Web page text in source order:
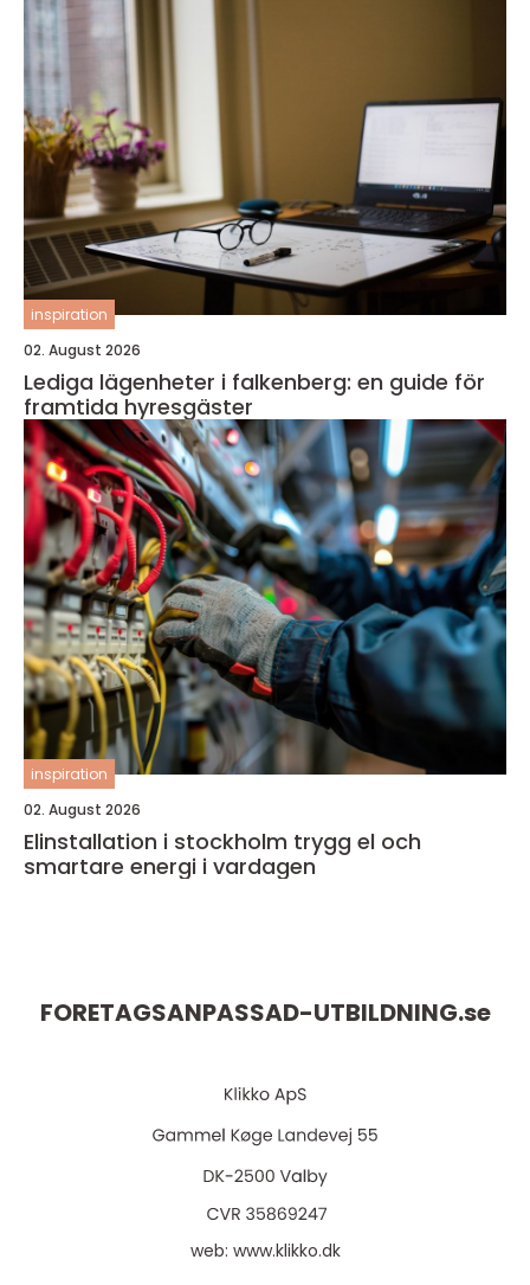
inspiration
02. August 2026
Lediga lägenheter i falkenberg: en guide för
framtida hyresgäster
inspiration
02. August 2026
Elinstallation i stockholm trygg el och
smartare energi i vardagen
FORETAGSANPASSAD-UTBILDNING.se
web: www.klikko.dk